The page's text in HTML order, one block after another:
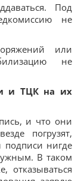
Под
не
или
не
и ТЦК на их
и что они
погрузят,
подписи нигде
В таком
отказываться